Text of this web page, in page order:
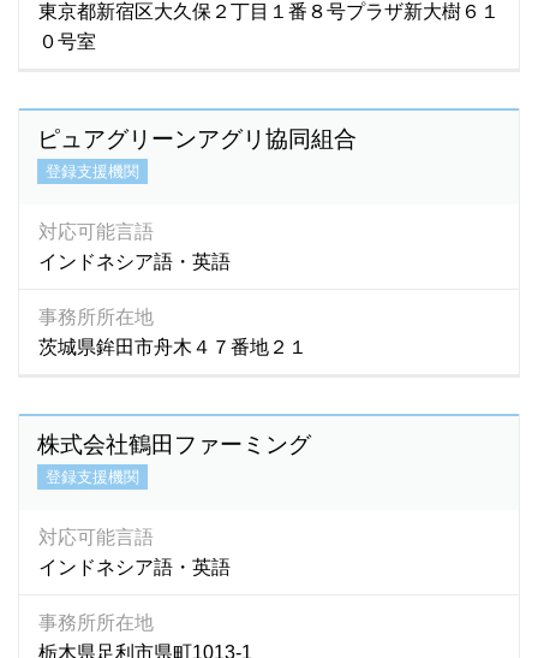
東京都新宿区大久保２丁目１番８号プラザ新大樹６１
０号室
ピュアグリーンアグリ協同組合
登録支援機関
対応可能言語
インドネシア語・英語
事務所所在地
茨城県鉾田市舟木４７番地２１
株式会社鶴田ファーミング
登録支援機関
対応可能言語
インドネシア語・英語
事務所所在地
栃木県足利市県町1013‐1